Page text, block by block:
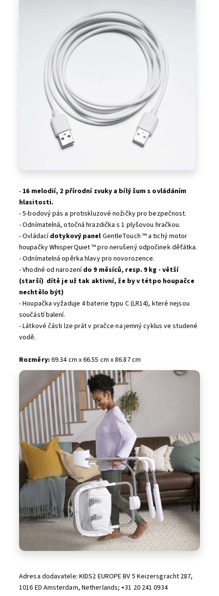
- 16 melodií, 2 přírodní zvuky a bílý šum s ovládáním
hlasitosti.
- 5-bodový pás a protiskluzové nožičky pro bezpečnost.
- Odnímatelná, otočná hrazdička s 1 plyšovou hračkou.
- Ovládacídotykový panel GentleTouch ™ a tichý motor
houpačky WhisperQuiet ™ pro nerušený odpočinek děťátka.
- Odnímatelná opěrka hlavy pro novorozence.
- Vhodné od narozenído 9 měsíců, resp. 9 kg - větší
(starší) dítě je už tak aktivní, že by v tétpo houpačce
nechtělo být)
- Houpačka vyžaduje 4 baterie typu C (LR14), které nejsou
součástí balení.
- Látkové části lze prát v pračce na jemný cyklus ve studené
vodě.
Rozměry: 69.34 cm x 66.55 cm x 86.87 cm
Adresa dodavatele: KIDS2 EUROPE BV 5 Keizersgracht 287,
1016 ED Amsterdam, Netherlands; +31 20 241 0934